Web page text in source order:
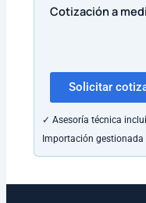
Cotización a
Solicitar
✓ Asesoría técnica
Importación gestionada